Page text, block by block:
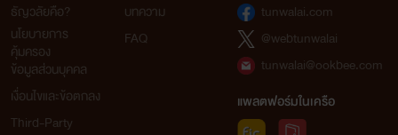
ธัญวลัยคือ?
นโยบายการ
คุ้มครอง
ข้อมูลส่วนบุคคล
เงื่อนไขและข้อตกลง
Third-Party
บทความ
FAQ
tunwalai.com
@webtunwalai
tunwalai@ookbee.com
แพลตฟอร์มในเครือ